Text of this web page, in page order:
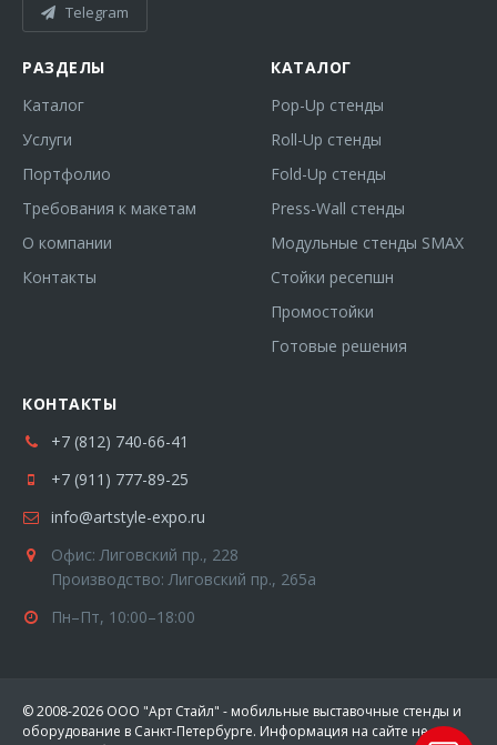
Telegram
РАЗДЕЛЫ
Каталог
Услуги
Портфолио
Требования к макетам
О компании
Контакты
КАТАЛОГ
Pop-Up стенды
Roll-Up стенды
Fold-Up стенды
Press-Wall стенды
Модульные стенды SMAX
Стойки ресепшн
Промостойки
Готовые решения
КОНТАКТЫ
+7 (812) 740-66-41
+7 (911) 777-89-25
info@artstyle-expo.ru
Офис: Лиговский пр., 228
Производство: Лиговский пр., 265а
Пн–Пт, 10:00–18:00
© 2008-2026 ООО "Арт Стайл" - мобильные выставочные стенды и
оборудование в Санкт-Петербурге. Информация на сайте не